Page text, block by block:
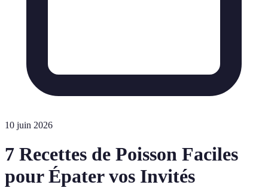
10 juin 2026
7 Recettes de Poisson Faciles
pour Épater vos Invités